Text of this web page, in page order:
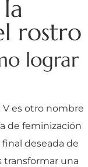
rostro
lograr
es otro nombre
de feminización
deseada de
transformar una